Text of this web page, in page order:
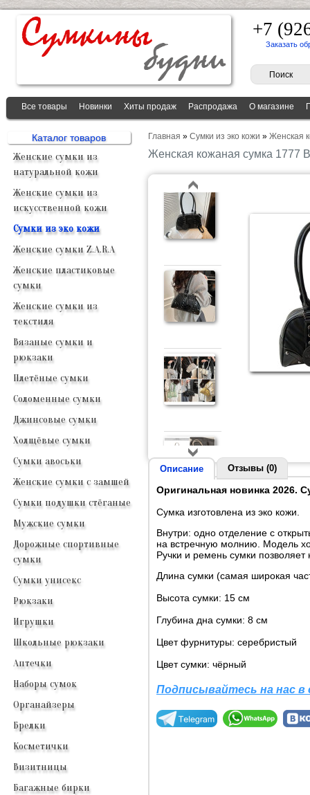
+7
Заказать
Все товары Новинки Хиты продаж Распродажа О магазине
Каталог товаров
Женские сумки из
натуральной кожи
Женские сумки из
искусственной кожи
Сумки из эко кожи
Женские сумки Z.A.R.A
Женские пластиковые
сумки
Женские сумки из
текстиля
Вязаные сумки и
рюкзаки
Плетёные сумки
Соломенные сумки
Джинсовые сумки
Холщёвые сумки
Сумки авоськи
Женские сумки с замшей
Сумки подушки стёганые
Мужские сумки
Дорожные спортивные
сумки
Сумки унисекс
Рюкзаки
Игрушки
Школьные рюкзаки
Аптечки
Наборы сумок
Органайзеры
Брелки
Косметички
Визитницы
Багажные бирки
Главная » Сумки из эко кожи » Женская
Женская кожаная сумка 1777
Описание Отзывы (0)
Оригинальная новинка 2026.
Сумка изготовлена из эко кожи.
Внутри: одно отделение с
на встречную молнию. Модель
Ручки и ремень сумки позволяет
Длина сумки (самая широкая
Высота сумки: 15 см
Глубина дна сумки: 8 см
Цвет фурнитуры: серебристый
Цвет сумки: чёрный
Подписывайтесь на нас